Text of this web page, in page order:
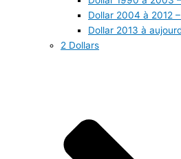
Dollar 2004 à 2012
Dollar 2013 à
2 Dollars